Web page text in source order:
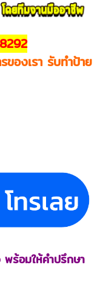
องเรา รับทำป้าย
พร้อมให้คำปรึกษา